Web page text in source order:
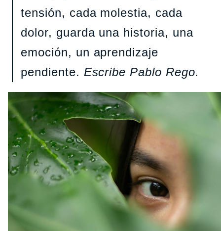
tensión, cada molestia, cada
dolor, guarda una historia, una
emoción, un aprendizaje
pendiente. Escribe Pablo Rego.